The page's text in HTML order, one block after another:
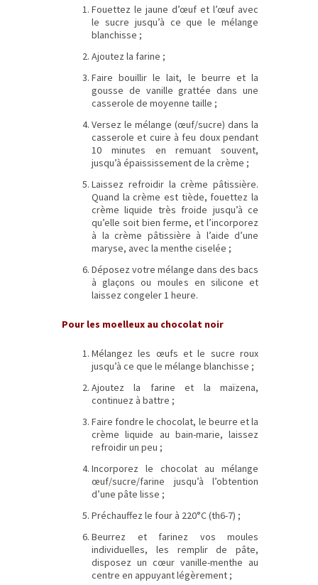
Fouettez le jaune d’œuf et l’œuf avec
le sucre jusqu’à ce que le mélange
blanchisse ;
Ajoutez la farine ;
Faire bouillir le lait, le beurre et la
gousse de vanille grattée dans une
casserole de moyenne taille ;
Versez le mélange (œuf/sucre) dans la
casserole et cuire à feu doux pendant
10 minutes en remuant souvent,
jusqu’à épaississement de la crème ;
Laissez refroidir la crème pâtissière.
Quand la crème est tiède, fouettez la
crème liquide très froide jusqu’à ce
qu’elle soit bien ferme, et l’incorporez
à la crème pâtissière à l’aide d’une
maryse, avec la menthe ciselée ;
Déposez votre mélange dans des bacs
à glaçons ou moules en silicone et
laissez congeler 1 heure.
Pour les moelleux au chocolat noir
Mélangez les œufs et le sucre roux
jusqu’à ce que le mélange blanchisse ;
Ajoutez la farine et la maïzena,
continuez à battre ;
Faire fondre le chocolat, le beurre et la
crème liquide au bain-marie, laissez
refroidir un peu ;
Incorporez le chocolat au mélange
œuf/sucre/farine jusqu’à l’obtention
d’une pâte lisse ;
Préchauffez le four à 220°C (th6-7) ;
Beurrez et farinez vos moules
individuelles, les remplir de pâte,
disposez un cœur vanille-menthe au
centre en appuyant légèrement ;